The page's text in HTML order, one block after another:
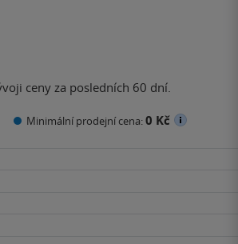
ceny za posledních 60 dní.
Minimální prodejní cena:0 Kč